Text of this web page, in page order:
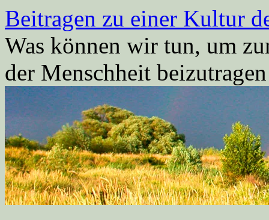
Zum
Inhalt
springen
Beitragen zu einer Kultur
Was können wir tun, um
der Menschheit